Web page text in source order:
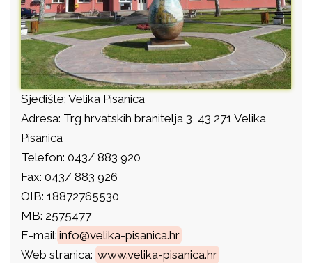
Sjedište: Velika Pisanica
Adresa: Trg hrvatskih branitelja 3, 43 271 Velika
Pisanica
Telefon: 043/ 883 920
Fax: 043/ 883 926
OIB: 18872765530
MB: 2575477
E-mail: info@velika-pisanica.hr
Web stranica: www.velika-pisanica.hr